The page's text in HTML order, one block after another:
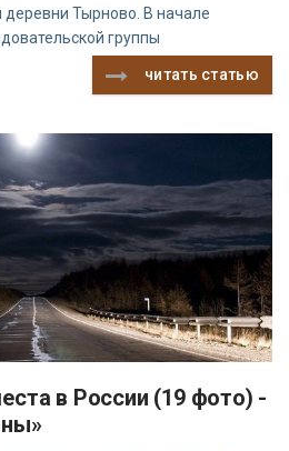
Тырново. В начале
группы
читать статью
в России (19 фото) -